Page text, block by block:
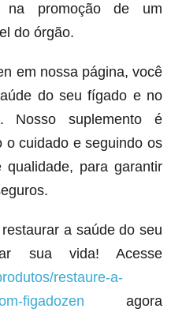
na promoção de um
do órgão.
em nossa página, você
do seu fígado e no
Nosso suplemento é
o cuidado e seguindo os
qualidade, para garantir
a saúde do seu
sua vida! Acesse
restaure-a-
figadozen agora